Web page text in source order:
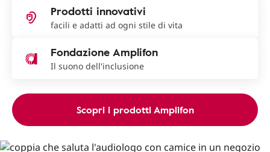
Prodotti innovativi
facili e adatti ad ogni stile di vita
Fondazione Amplifon
Il suono dell'inclusione
Scopri i prodotti Amplifon